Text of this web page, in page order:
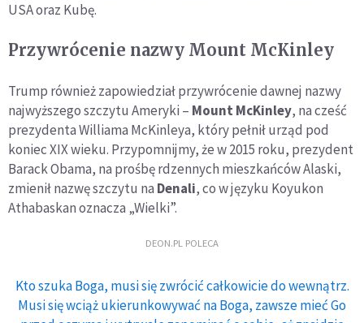
USA oraz Kubę.
Przywrócenie nazwy Mount McKinley
Trump również zapowiedział przywrócenie dawnej nazwy
najwyższego szczytu Ameryki – Mount McKinley, na cześć
prezydenta Williama McKinleya, który pełnił urząd pod
koniec XIX wieku. Przypomnijmy, że w 2015 roku, prezydent
Barack Obama, na prośbę rdzennych mieszkańców Alaski,
zmienił nazwę szczytu na Denali, co w języku Koyukon
Athabaskan oznacza „Wielki”.
DEON.PL POLECA
Kto szuka Boga, musi się zwrócić całkowicie do wewnątrz.
Musi się wciąż ukierunkowywać na Boga, zawsze mieć Go